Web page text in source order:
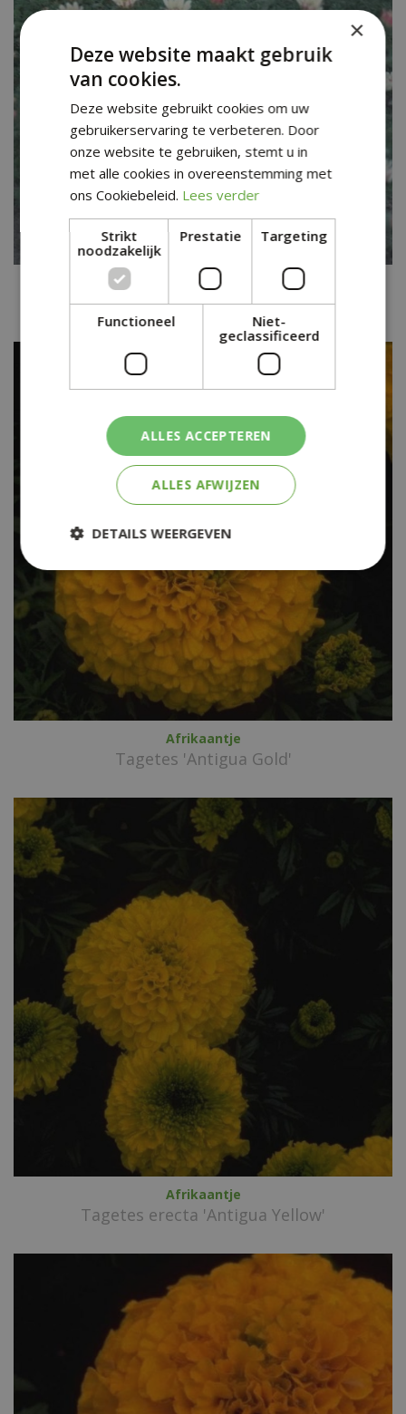
Afrikaanse pyrethrum
Anacyclus pyrethrum var. depressus
Afrikaantje
Tagetes 'Antigua Gold'
Afrikaantje
Tagetes erecta 'Antigua Yellow'
×
Deze website maakt gebruik
van cookies.
Deze website gebruikt cookies om uw
gebruikerservaring te verbeteren. Door
onze website te gebruiken, stemt u in
met alle cookies in overeenstemming met
ons Cookiebeleid. Lees verder
Strikt
noodzakelijk
Prestatie Targeting
Functioneel
Niet-
geclassificeerd
ALLES ACCEPTEREN
ALLES AFWIJZEN
DETAILS WEERGEVEN